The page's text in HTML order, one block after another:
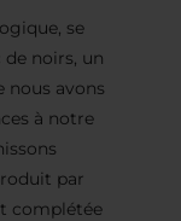
se
noirs, un
nous avons
à notre
par
complétée